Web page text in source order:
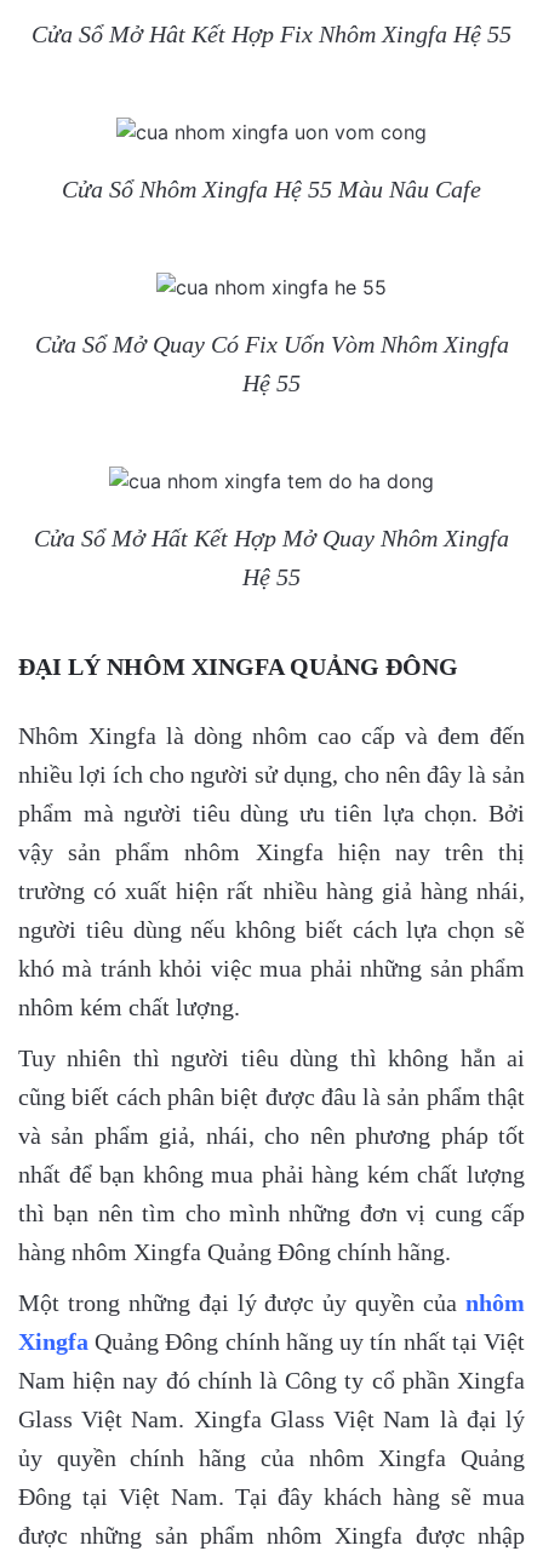
Cửa Sổ Mở Hât Kết Hợp Fix Nhôm Xingfa Hệ 55
Cửa Sổ Nhôm Xingfa Hệ 55 Màu Nâu Cafe
Cửa Sổ Mở Quay Có Fix Uốn Vòm Nhôm Xingfa
Hệ 55
Cửa Sổ Mở Hất Kết Hợp Mở Quay Nhôm Xingfa
Hệ 55
ĐẠI LÝ NHÔM XINGFA QUẢNG ĐÔNG
Nhôm Xingfa là dòng nhôm cao cấp và đem đến
nhiều lợi ích cho người sử dụng, cho nên đây là sản
phẩm mà người tiêu dùng ưu tiên lựa chọn. Bởi
vậy sản phẩm nhôm Xingfa hiện nay trên thị
trường có xuất hiện rất nhiều hàng giả hàng nhái,
người tiêu dùng nếu không biết cách lựa chọn sẽ
khó mà tránh khỏi việc mua phải những sản phẩm
nhôm kém chất lượng.
Tuy nhiên thì người tiêu dùng thì không hẳn ai
cũng biết cách phân biệt được đâu là sản phẩm thật
và sản phẩm giả, nhái, cho nên phương pháp tốt
nhất để bạn không mua phải hàng kém chất lượng
thì bạn nên tìm cho mình những đơn vị cung cấp
hàng nhôm Xingfa Quảng Đông chính hãng.
Một trong những đại lý được ủy quyền của nhôm
Xingfa Quảng Đông chính hãng uy tín nhất tại Việt
Nam hiện nay đó chính là Công ty cổ phần Xingfa
Glass Việt Nam. Xingfa Glass Việt Nam là đại lý
ủy quyền chính hãng của nhôm Xingfa Quảng
Đông tại Việt Nam. Tại đây khách hàng sẽ mua
được những sản phẩm nhôm Xingfa được nhập